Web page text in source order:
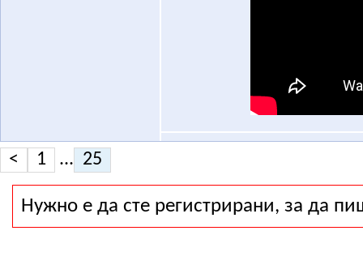
< 1 ... 25
Нужно е да сте регистрирани, за да